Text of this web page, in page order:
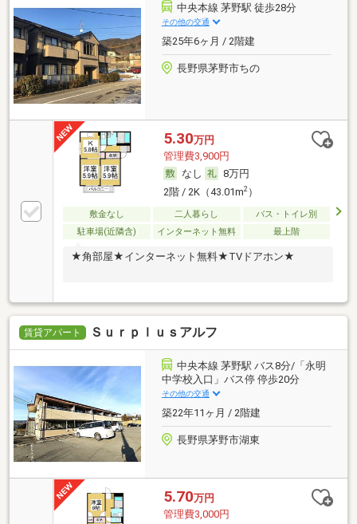
中央本線 茅野駅 徒歩28分
その他の交通
築25年6ヶ月 / 2階建
長野県茅野市ちの
5.30万円
管理費3,900円
なし
8万円
2階 / 2K（43.01m2）
敷金なし 二人暮らし
バス・トイレ別
駐車場(近隣含)
インターネット無料 最上階
★角部屋★インターネット無料★TVドアホン★
賃貸アパート Ｓｕｒｐｌｕｓアルフ
中央本線 茅野駅 バス8分/「永明
中学校入口」バス停 停歩20分
その他の交通
築22年11ヶ月 / 2階建
長野県茅野市湖東
5.70万円
管理費3,000円